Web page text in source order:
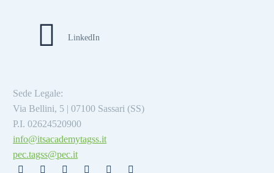
LinkedIn
Sede Legale:
Via Bellini, 5 | 07100 Sassari (SS)
P.I. 02624520900
info@itsacademytagss.it
pec.tagss@pec.it